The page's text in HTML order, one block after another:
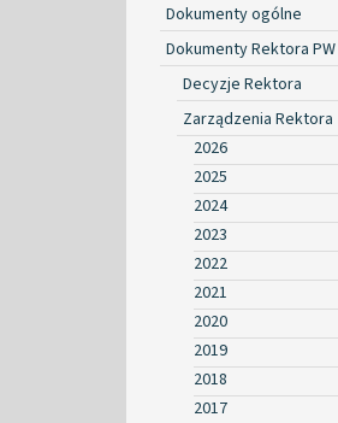
Dokumenty ogólne
Dokumenty Rektora PW
Decyzje Rektora
Zarządzenia Rektora
2026
2025
2024
2023
2022
2021
2020
2019
2018
2017